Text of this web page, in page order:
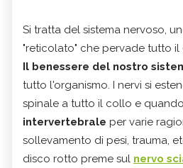
Si tratta del sistema nervoso,
"reticolato" che pervade tutto il
Il benessere del nostro
tutto l'organismo. I nervi si
spinale a tutto il collo e
intervertebrale per varie
sollevamento di pesi, trauma,
disco rotto preme sul nervo